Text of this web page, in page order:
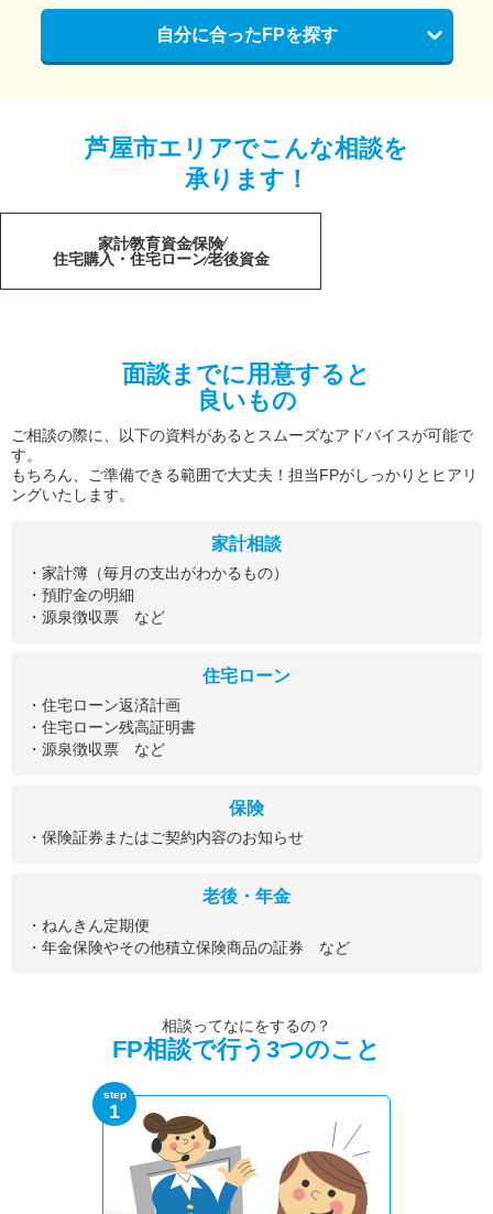
自分に合ったFPを探す
芦屋市エリアでこんな相談を
承ります！
家計教育資金保険
住宅購入・住宅ローン老後資金
面談までに用意すると
良いもの
ご相談の際に、以下の資料があるとスムーズなアドバイスが可能で
す。
もちろん、ご準備できる範囲で大丈夫！担当FPがしっかりとヒアリ
ングいたします。
家計相談
・家計簿（毎月の支出がわかるもの）
・預貯金の明細
・源泉徴収票 など
住宅ローン
・住宅ローン返済計画
・住宅ローン残高証明書
・源泉徴収票 など
保険
・保険証券またはご契約内容のお知らせ
老後・年金
・ねんきん定期便
・年金保険やその他積立保険商品の証券 など
相談ってなにをするの？
FP相談で行う3つのこと
step
1